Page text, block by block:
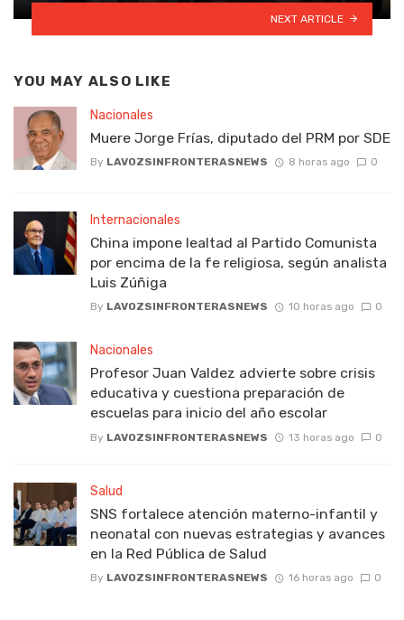
NEXT ARTICLE
YOU MAY ALSO LIKE
Nacionales
Muere Jorge Frías, diputado del PRM por SDE
By LAVOZSINFRONTERASNEWS 8 horas ago 0
Internacionales
China impone lealtad al Partido Comunista
por encima de la fe religiosa, según analista
Luis Zúñiga
By LAVOZSINFRONTERASNEWS 10 horas ago 0
Nacionales
Profesor Juan Valdez advierte sobre crisis
educativa y cuestiona preparación de
escuelas para inicio del año escolar
By LAVOZSINFRONTERASNEWS 13 horas ago 0
Salud
SNS fortalece atención materno-infantil y
neonatal con nuevas estrategias y avances
en la Red Pública de Salud
By LAVOZSINFRONTERASNEWS 16 horas ago 0